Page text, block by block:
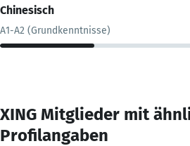
Chinesisch
A1-A2 (Grundkenntnisse)
XING Mitglieder mit
Profilangaben